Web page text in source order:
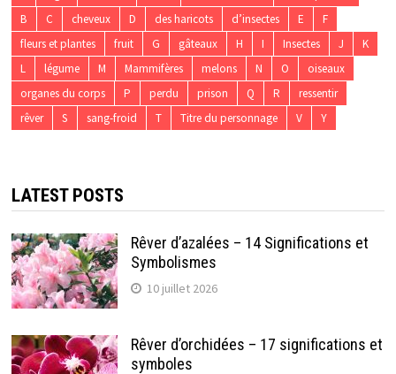
B
C cheveux D des haricots d’insectes E
F
fleurs et plantes
fruit G gâteaux H I Insectes J
K
L
légume M Mammifères melons N O
oiseaux
organes du corps
P perdu prison Q R
ressentir
rêver
S sang-froid T Titre du personnage V Y
LATEST POSTS
Rêver d’azalées – 14 Significations et
Symbolismes
10 juillet 2026
Rêver d’orchidées – 17 significations et
symboles